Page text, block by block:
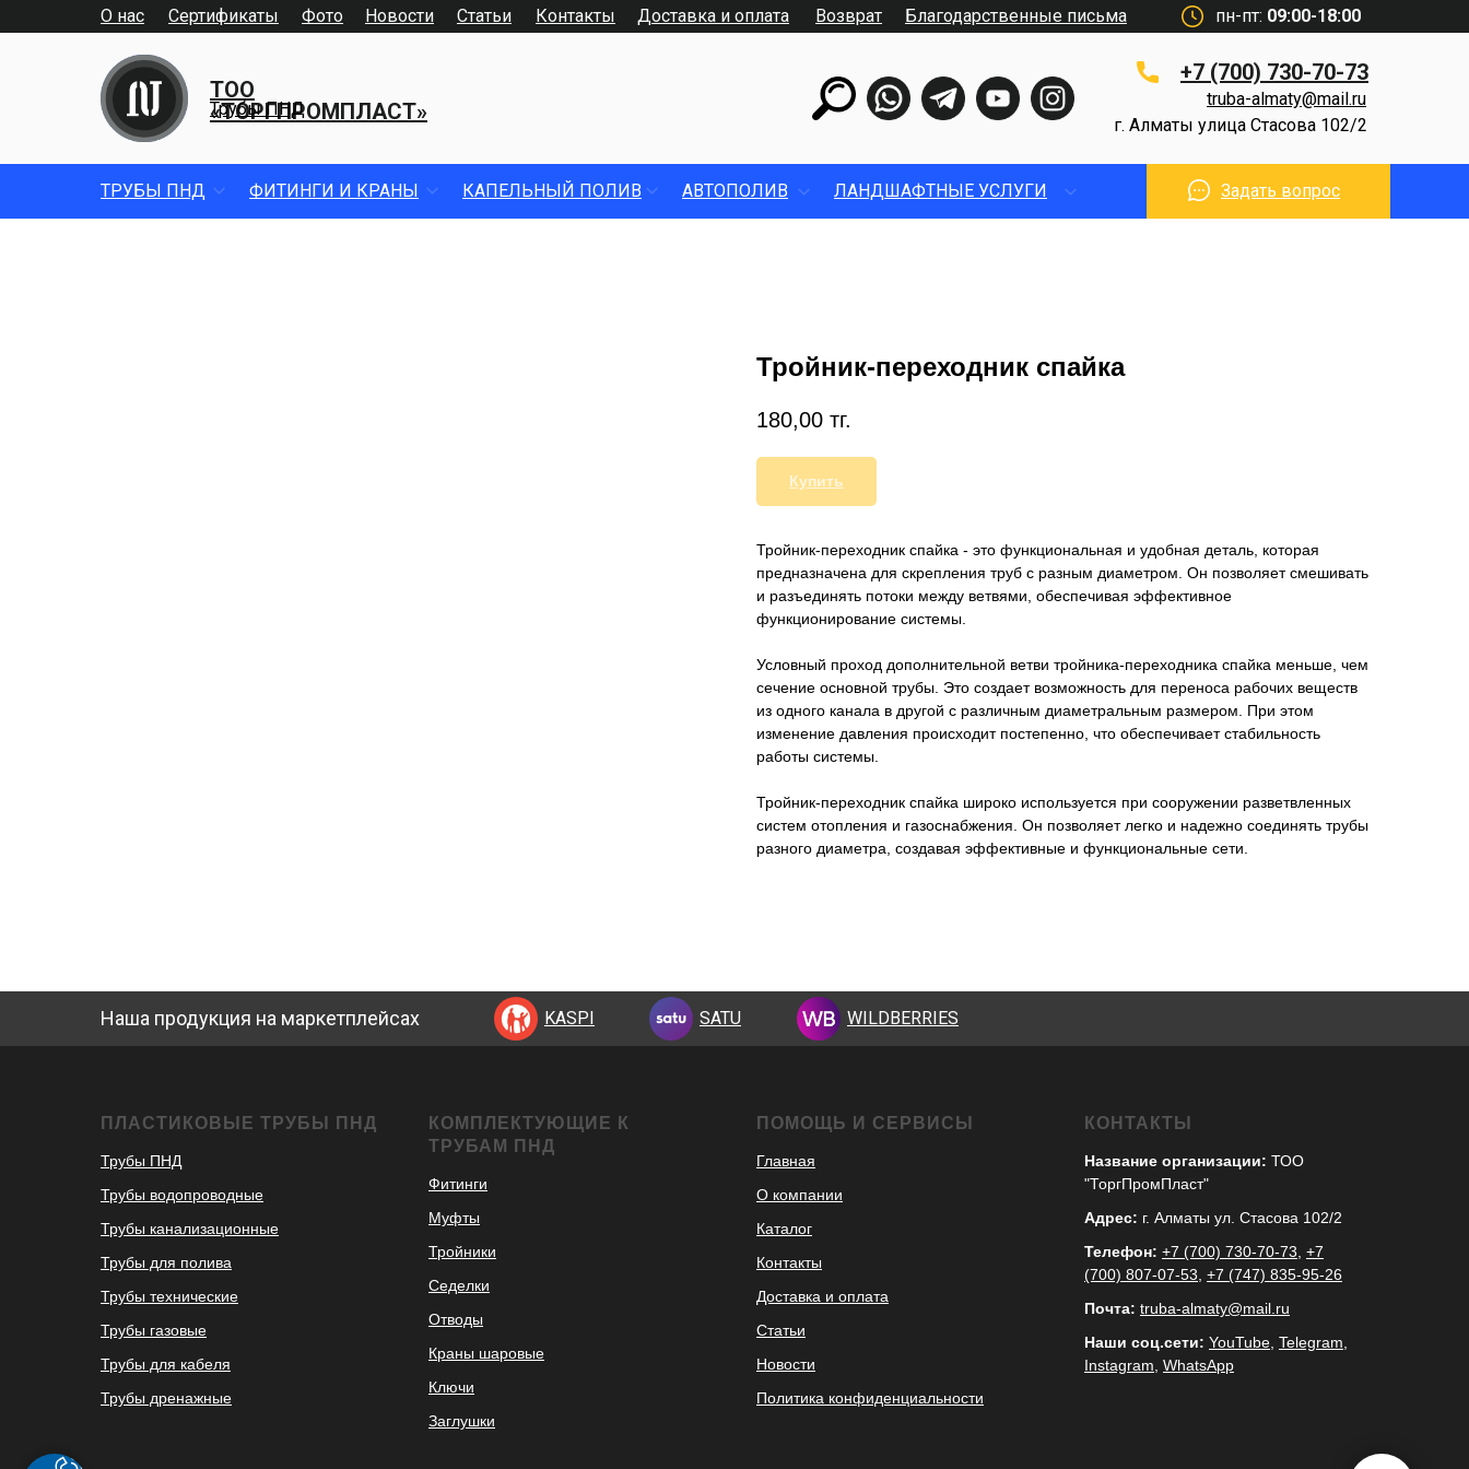
О нас Доставка и оплата
Контакты
Фото
Сертификаты Новости Статьи пн-пт: 09:00-18:00
ТОО
«ТОРГПРОМПЛАСТ»
Трубы ПНД
+7 (700) 730-70-73
г. Алматы улица Стасова 102/2
truba-almaty@mail.ru
Возврат Благодарственные письма
ТРУБЫ ПНД ФИТИНГИ И КРАНЫ КАПЕЛЬНЫЙ ПОЛИВ АВТОПОЛИВ ЛАНДШАФТНЫЕ УСЛУГИ Задать вопрос
Тройник-переходник спайка
180,00 тг.
Купить
Тройник-переходник спайка - это функциональная и удобная деталь, которая
предназначена для скрепления труб с разным диаметром. Он позволяет смешивать
и разъединять потоки между ветвями, обеспечивая эффективное
функционирование системы.
Условный проход дополнительной ветви тройника-переходника спайка меньше, чем
сечение основной трубы. Это создает возможность для переноса рабочих веществ
из одного канала в другой с различным диаметральным размером. При этом
изменение давления происходит постепенно, что обеспечивает стабильность
работы системы.
Тройник-переходник спайка широко используется при сооружении разветвленных
систем отопления и газоснабжения. Он позволяет легко и надежно соединять трубы
разного диаметра, создавая эффективные и функциональные сети.
Наша продукция на маркетплейсах KASPI SATU WILDBERRIES
ПЛАСТИКОВЫЕ ТРУБЫ ПНД
Трубы ПНД
Трубы водопроводные
Трубы канализационные
Трубы для полива
Трубы технические
Трубы газовые
Трубы для кабеля
Трубы дренажные
КОМПЛЕКТУЮЩИЕ К
ТРУБАМ ПНД
Фитинги
Муфты
Тройники
Седелки
Отводы
Краны шаровые
Ключи
Заглушки
ПОМОЩЬ И СЕРВИСЫ
Главная
О компании
Каталог
Контакты
Доставка и оплата
Статьи
Новости
Политика конфиденциальности
КОНТАКТЫ
Название организации: ТОО
"ТоргПромПласт"
Адрес: г. Алматы ул. Стасова 102/2
Телефон: +7 (700) 730-70-73, +7
(700) 807-07-53, +7 (747) 835-95-26
Почта: truba-almaty@mail.ru
Наши соц.сети: YouTube, Telegram,
Instagram, WhatsApp